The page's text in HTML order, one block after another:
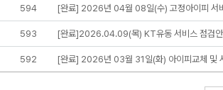
594 [완료] 2026년 04월 08일(수) 고정아이피 서
593 [완료]2026.04.09(목) KT유동 서비스 점검안
592 [완료] 2026년 03월 31일(화) 아이피교체 및